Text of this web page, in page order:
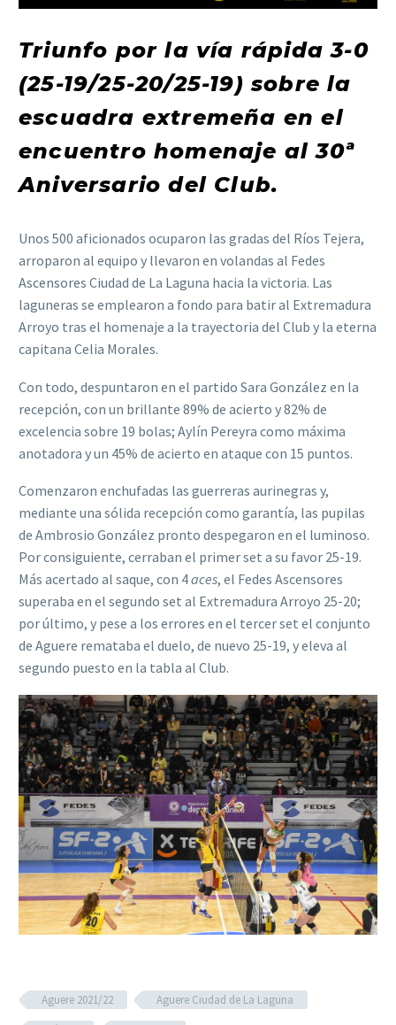
Triunfo por la vía rápida 3-0
(25-19/25-20/25-19) sobre la
escuadra extremeña en el
encuentro homenaje al 30ª
Aniversario del Club.
Unos 500 aficionados ocuparon las gradas del Ríos Tejera,
arroparon al equipo y llevaron en volandas al Fedes
Ascensores Ciudad de La Laguna hacia la victoria. Las
laguneras se emplearon a fondo para batir al Extremadura
Arroyo tras el homenaje a la trayectoria del Club y la eterna
capitana Celia Morales.
Con todo, despuntaron en el partido Sara González en la
recepción, con un brillante 89% de acierto y 82% de
excelencia sobre 19 bolas; Aylín Pereyra como máxima
anotadora y un 45% de acierto en ataque con 15 puntos.
Comenzaron enchufadas las guerreras aurinegras y,
mediante una sólida recepción como garantía, las pupilas
de Ambrosio González pronto despegaron en el luminoso.
Por consiguiente, cerraban el primer set a su favor 25-19.
Más acertado al saque, con 4aces, el Fedes Ascensores
superaba en el segundo set al Extremadura Arroyo 25-20;
por último, y pese a los errores en el tercer set el conjunto
de Aguere remataba el duelo, de nuevo 25-19, y eleva al
segundo puesto en la tabla al Club.
Aguere 2021/22
Aguere Ciudad de La Laguna